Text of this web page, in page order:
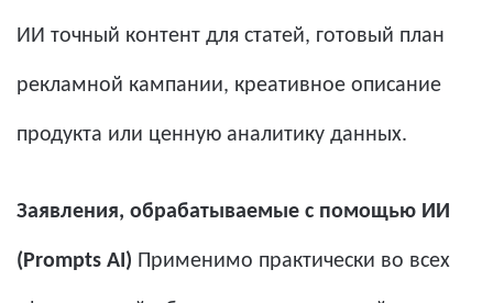
ИИ точный контент для статей, готовый план
рекламной кампании, креативное описание
продукта или ценную аналитику данных.
Заявления, обрабатываемые с помощью ИИ
(Prompts AI) Применимо практически во всех